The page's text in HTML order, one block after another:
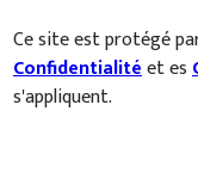
Ce site est protégé
Confidentialitéet es
s'appliquent.